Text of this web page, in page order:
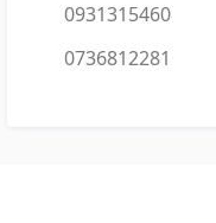
0931315460
0736812281